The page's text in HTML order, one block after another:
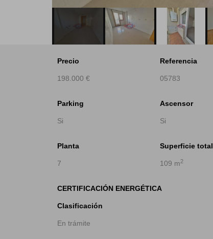
Precio
198.000 €
Referencia
05783
Parking
Si
Ascensor
Si
Planta
7
Superficie total
109 m2
CERTIFICACIÓN ENERGÉTICA
Clasificación
En trámite